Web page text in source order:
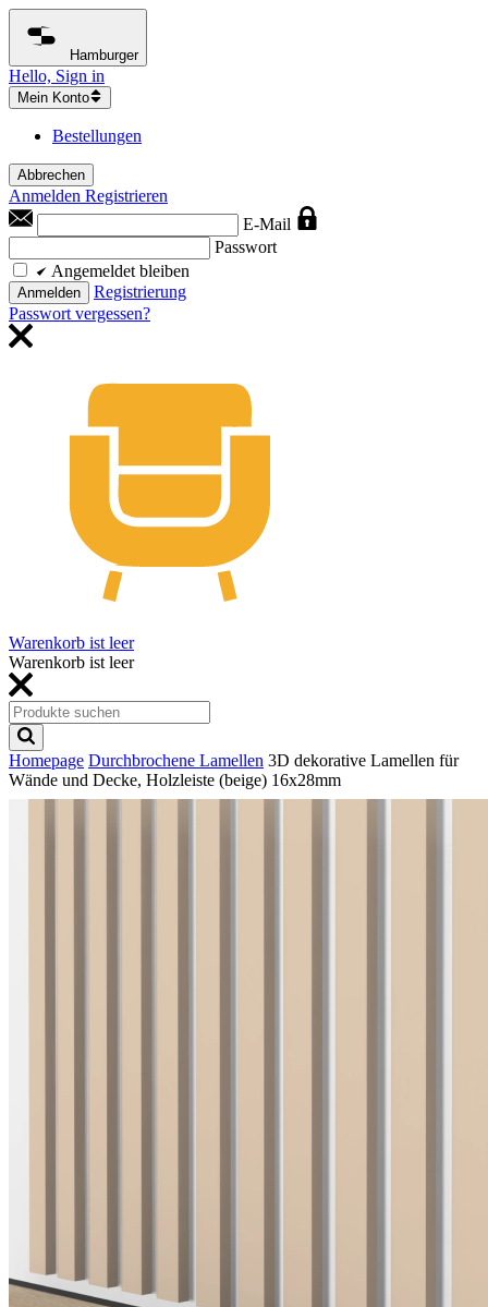
Hamburger
Hello, Sign in
Mein Konto
Bestellungen
Abbrechen
Anmelden Registrieren
E-Mail
Passwort
Angemeldet bleiben
Anmelden
Registrierung
Passwort vergessen?
Warenkorb ist leer
Warenkorb ist leer
Homepage Durchbrochene Lamellen 3D dekorative Lamellen für
Wände und Decke, Holzleiste (beige) 16x28mm